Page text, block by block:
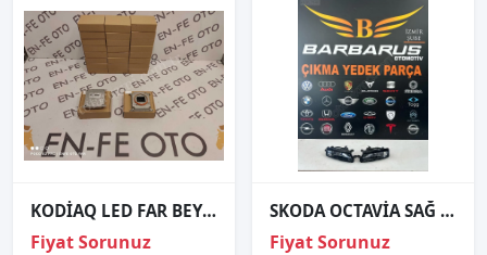
KODİAQ LED FAR BEYNİ 7P5941591AJ 7P5.941.591.AJ
Fiyat Sorunuz
SKODA OCTAVİA SAĞ SOL SİS FARI 5E0-941-699-F 5E0-941-688-F
Fiyat Sorunuz